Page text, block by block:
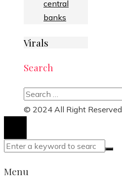
central
banks
Virals
Search
Search
for:
© 2024 All Right Reserved.
Menu